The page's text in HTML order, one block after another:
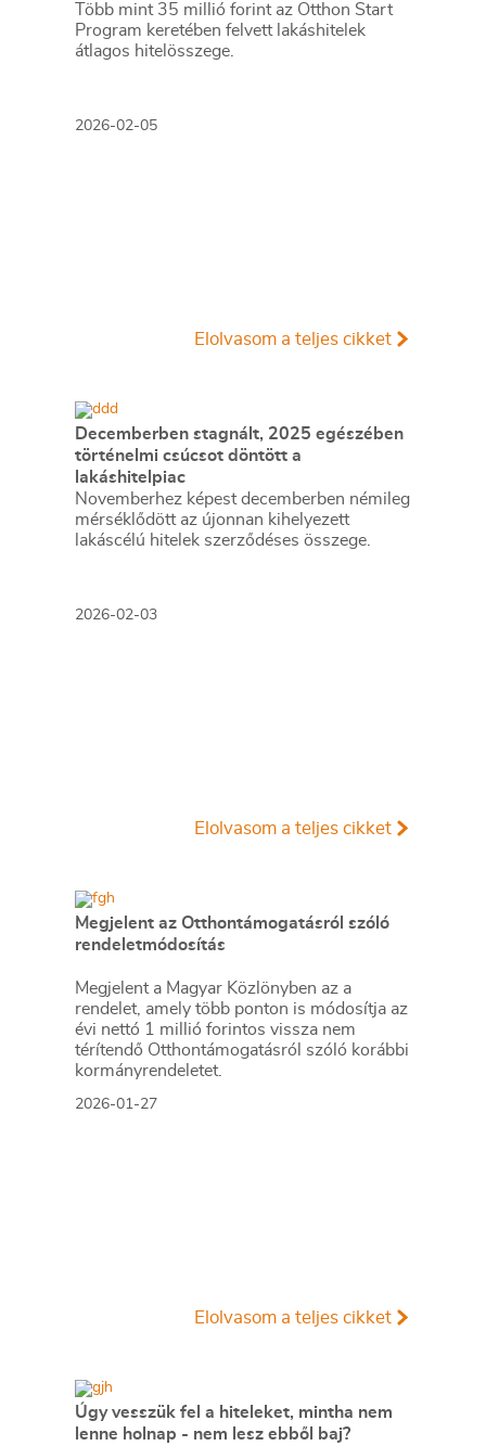
Több mint 35 millió forint az Otthon Start
Program keretében felvett lakáshitelek
átlagos hitelösszege.
2026-02-05
Elolvasom a teljes cikket
Decemberben stagnált, 2025 egészében
történelmi csúcsot döntött a
lakáshitelpiac
Novemberhez képest decemberben némileg
mérséklődött az újonnan kihelyezett
lakáscélú hitelek szerződéses összege.
2026-02-03
Elolvasom a teljes cikket
Megjelent az Otthontámogatásról szóló
rendeletmódosítás
Megjelent a Magyar Közlönyben az a
rendelet, amely több ponton is módosítja az
évi nettó 1 millió forintos vissza nem
térítendő Otthontámogatásról szóló korábbi
kormányrendeletet.
2026-01-27
Elolvasom a teljes cikket
Úgy vesszük fel a hiteleket, mintha nem
lenne holnap - nem lesz ebből baj?